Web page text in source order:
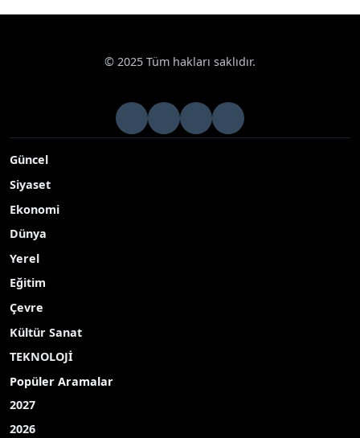
© 2025 Tüm hakları saklıdır.
Güncel
Siyaset
Ekonomi
Dünya
Yerel
Eğitim
Çevre
Kültür Sanat
TEKNOLOJİ
Popüler Aramalar
2027
2026